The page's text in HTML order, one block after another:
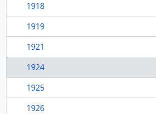
1918
1919
1921
1924
1925
1926